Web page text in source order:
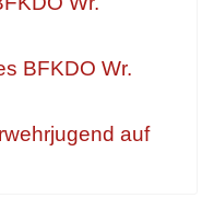
BFKDO Wr.
auf